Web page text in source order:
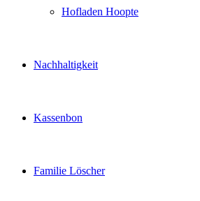
Hofladen Hoopte
Nachhaltigkeit
Kassenbon
Familie Löscher